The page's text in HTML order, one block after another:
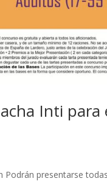
Inti para
Podrán presentarse